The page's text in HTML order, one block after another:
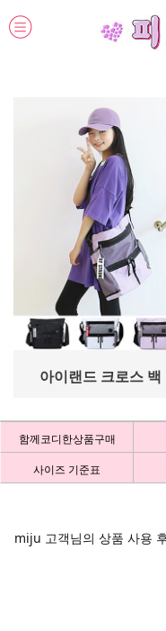
아이랜드 크로스 백
함께코디한상품구매
사이즈 기준표